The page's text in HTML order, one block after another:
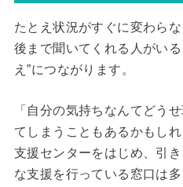
たとえ状況がすぐに変わら
後まで聞いてくれる人がい
え”につながります。
「自分の気持ちなんてどう
てしまうこともあるかもし
支援センターをはじめ、引
な支援を行っている窓口は多